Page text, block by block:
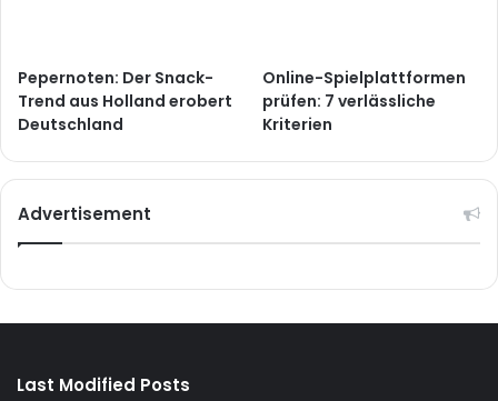
Pepernoten: Der Snack-
Trend aus Holland erobert
Deutschland
Online-Spielplattformen
prüfen: 7 verlässliche
Kriterien
Advertisement
Last Modified Posts